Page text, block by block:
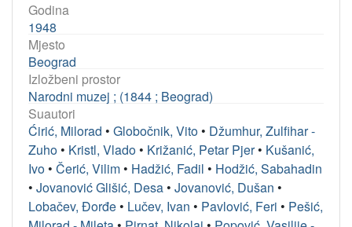
Godina
1948
Mjesto
Beograd
Izložbeni prostor
Narodni muzej ; (1844 ; Beograd)
Suautori
Ćirić, Milorad • Globočnik, Vito • Džumhur, Zulfihar -
Zuho • Kristl, Vlado • Križanić, Petar Pjer• Kušanić,
Ivo • Čerić, Vilim • Hadžić, Fadil • Hodžić, Sabahadin
• Jovanović Glišić, Desa • Jovanović, Dušan •
Lobačev, Đorđe • Lučev, Ivan • Pavlović, Feri • Pešić,